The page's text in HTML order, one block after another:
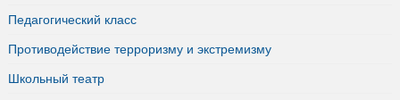
Педагогический класс
Противодействие терроризму и экстремизму
Школьный театр